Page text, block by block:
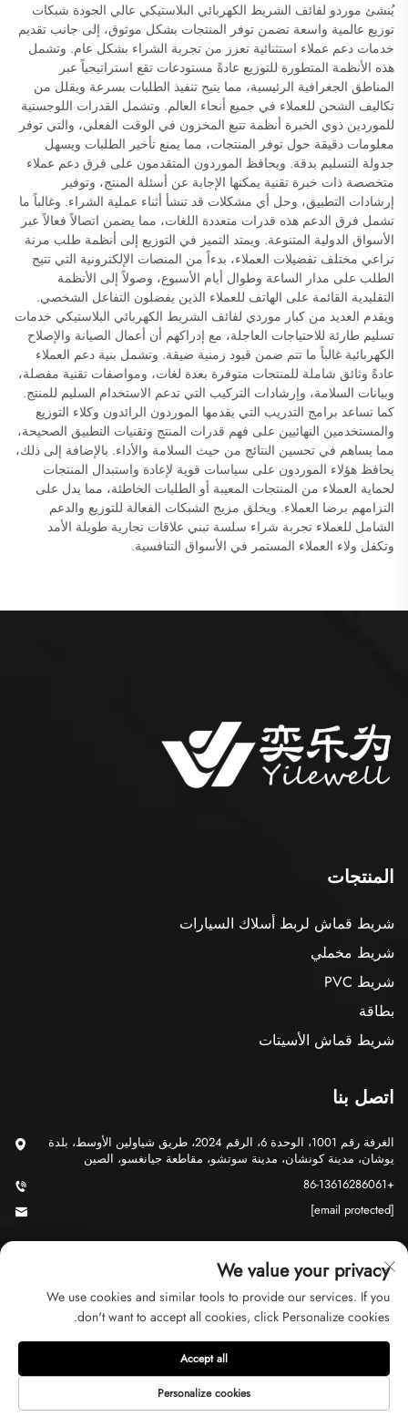
يُنشئ موردو لفائف الشريط الكهربائي البلاستيكي عالي الجودة شبكات
توزيع عالمية واسعة تضمن توفر المنتجات بشكل موثوق، إلى جانب تقديم
خدمات دعم عملاء استثنائية تعزز من تجربة الشراء بشكل عام. وتشمل
هذه الأنظمة المتطورة للتوزيع عادةً مستودعات تقع استراتيجياً عبر
المناطق الجغرافية الرئيسية، مما يتيح تنفيذ الطلبات بسرعة ويقلل من
تكاليف الشحن للعملاء في جميع أنحاء العالم. وتشمل القدرات اللوجستية
للموردين ذوي الخبرة أنظمة تتبع المخزون في الوقت الفعلي، والتي توفر
معلومات دقيقة حول توفر المنتجات، مما يمنع تأخير الطلبات ويسهل
جدولة التسليم بدقة. ويحافظ الموردون المتقدمون على فرق دعم عملاء
متخصصة ذات خبرة تقنية يمكنها الإجابة عن أسئلة المنتج، وتوفير
إرشادات التطبيق، وحل أي مشكلات قد تنشأ أثناء عملية الشراء. وغالباً ما
تشمل فرق الدعم هذه قدرات متعددة اللغات، مما يضمن اتصالاً فعالاً عبر
الأسواق الدولية المتنوعة. ويمتد التميز في التوزيع إلى أنظمة طلب مرنة
تراعي مختلف تفضيلات العملاء، بدءاً من المنصات الإلكترونية التي تتيح
الطلب على مدار الساعة وطوال أيام الأسبوع، وصولاً إلى الأنظمة
التقليدية القائمة على الهاتف للعملاء الذين يفضلون التفاعل الشخصي.
ويقدم العديد من كبار موردي لفائف الشريط الكهربائي البلاستيكي خدمات
تسليم طارئة للاحتياجات العاجلة، مع إدراكهم أن أعمال الصيانة والإصلاح
الكهربائية غالباً ما تتم ضمن قيود زمنية ضيقة. وتشمل بنية دعم العملاء
عادةً وثائق شاملة للمنتجات متوفرة بعدة لغات، ومواصفات تقنية مفصلة،
وبيانات السلامة، وإرشادات التركيب التي تدعم الاستخدام السليم للمنتج.
كما تساعد برامج التدريب التي يقدمها الموردون الرائدون وكلاء التوزيع
والمستخدمين النهائيين على فهم قدرات المنتج وتقنيات التطبيق الصحيحة،
مما يساهم في تحسين النتائج من حيث السلامة والأداء. بالإضافة إلى ذلك،
يحافظ هؤلاء الموردون على سياسات قوية لإعادة واستبدال المنتجات
لحماية العملاء من المنتجات المعيبة أو الطلبات الخاطئة، مما يدل على
التزامهم برضا العملاء. ويخلق مزيج الشبكات الفعالة للتوزيع والدعم
الشامل للعملاء تجربة شراء سلسة تبني علاقات تجارية طويلة الأمد
وتكفل ولاء العملاء المستمر في الأسواق التنافسية.
المنتجات
شريط قماش لربط أسلاك السيارات
شريط مخملي
شريط PVC
بطاقة
شريط قماش الأسيتات
اتصل بنا
الغرفة رقم 1001، الوحدة 6، الرقم 2024، طريق شياولين الأوسط، بلدة
يوشان، مدينة كونشان، مدينة سوتشو، مقاطعة جيانغسو، الصين
+86-13616286061
[email protected]
حقوق الت COPYRIGHT © 2026 شركة سوتشو جي يو للتجارة المحدودة.
جميع الحقوق محفوظةسياسة الخصوصية
We value your privacy
We use cookies and similar tools to provide our services. If you
don't want to accept all cookies, click Personalize cookies.
Personalize cookies
Accept all